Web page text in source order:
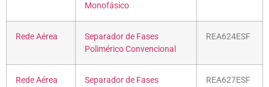
Monofásico
Rede Aérea
Separador de Fases
Polimérico Convencional
REA624ESF
Rede Aérea
Separador de Fases
REA627ESF